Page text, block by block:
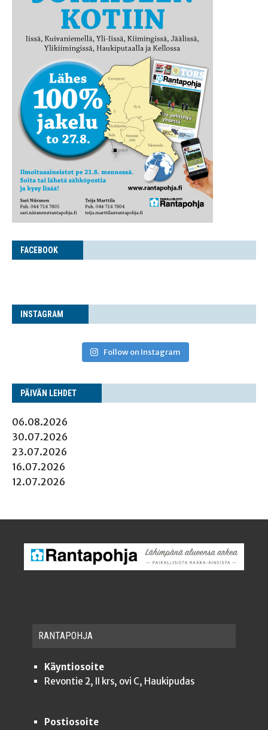
FACE­BOOK
INS­TA­GRAM
Follow on Instagram
PÄI­VÄN LEHDET
06.08.2026
30.07.2026
23.07.2026
16.07.2026
12.07.2026
RAN­TA­POH­JA
Käyntiosoite
Revontie 2, II krs, ovi C, Haukipudas
Postiosoite